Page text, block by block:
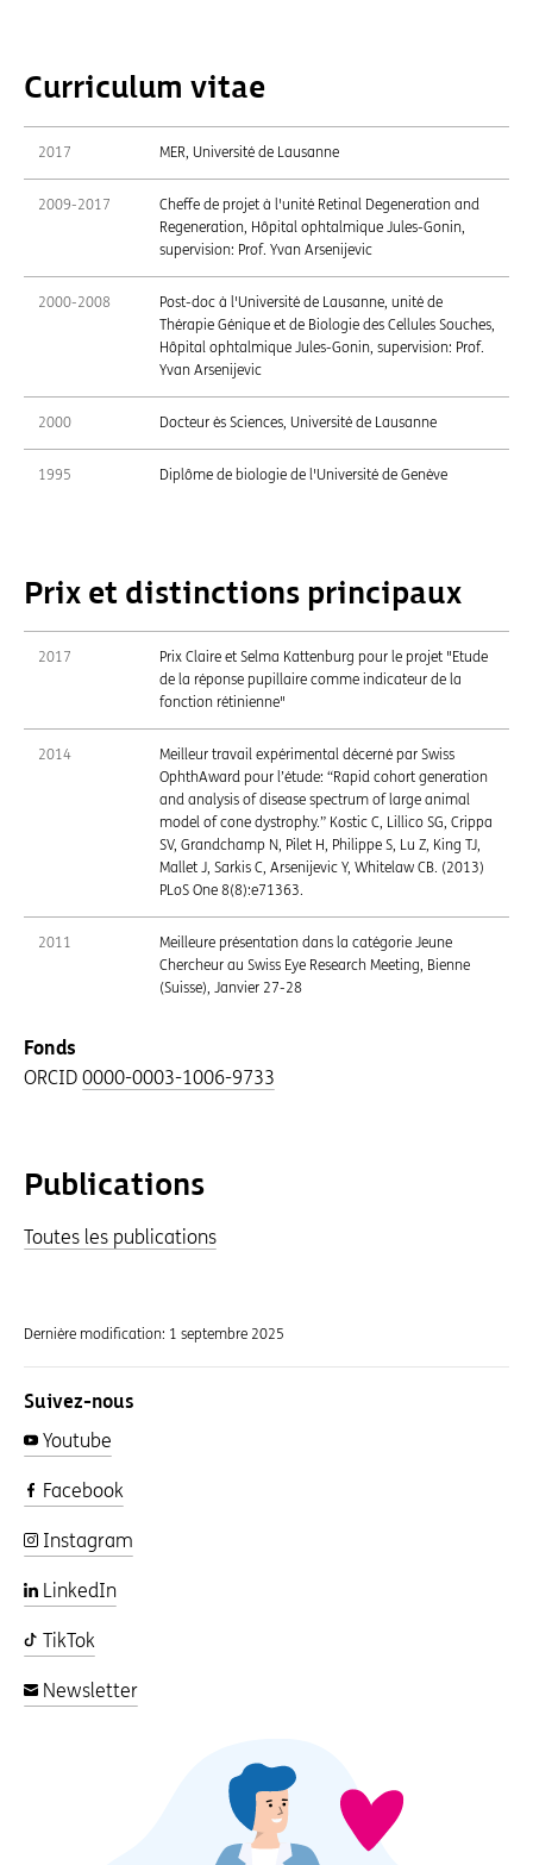
Curriculum vitae
2017 MER, Université de Lausanne
2009-2017
Cheffe de projet à l'unité Retinal Degeneration and
Regeneration, Hôpital ophtalmique Jules-Gonin,
supervision: Prof. Yvan Arsenijevic
2000-2008
Post-doc à l'Université de Lausanne, unité de
Thérapie Génique et de Biologie des Cellules Souches,
Hôpital ophtalmique Jules-Gonin, supervision: Prof.
Yvan Arsenijevic
2000 Docteur ès Sciences, Université de Lausanne
1995 Diplôme de biologie de l'Université de Genève
Prix et distinctions principaux
2017
Prix Claire et Selma Kattenburg pour le projet "Etude
de la réponse pupillaire comme indicateur de la
fonction rétinienne"
2014
Meilleur travail expérimental décerné par Swiss
OphthAward pour l’étude: “Rapid cohort generation
and analysis of disease spectrum of large animal
model of cone dystrophy.” Kostic C, Lillico SG, Crippa
SV, Grandchamp N, Pilet H, Philippe S, Lu Z, King TJ,
Mallet J, Sarkis C, Arsenijevic Y, Whitelaw CB. (2013)
PLoS One 8(8):e71363.
2011
Meilleure présentation dans la catégorie Jeune
Chercheur au Swiss Eye Research Meeting, Bienne
(Suisse), Janvier 27-28
Fonds
ORCID 0000-0003-1006-9733
Publications
Toutes les publications
Dernière modification: 1 septembre 2025
Suivez-nous
Youtube
Facebook
Instagram
LinkedIn
TikTok
Newsletter